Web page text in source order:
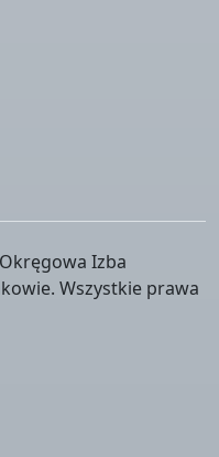
Izba
Wszystkie prawa